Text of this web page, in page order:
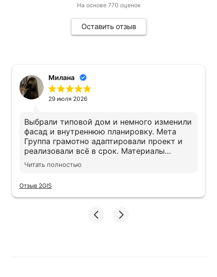
На основе 770 оценок
Оставить отзыв
Милана
29 июля 2026
Выбрали типовой дом и немного изменили
фасад и внутреннюю планировку. Мета
Группа грамотно адаптировали проект и
реализовали всё в срок. Материалы
действительно качественные, экономии не
Читать полностью
Отзыв 2GIS